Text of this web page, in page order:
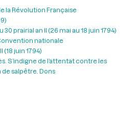
la Révolution Française
30 prairial an II (26 mai au 18 juin 1794)
nationale
(18 juin 1794)
S’indigne de l’attentat contre les
salpêtre. Dons